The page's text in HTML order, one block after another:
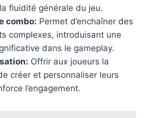
fluidité générale du jeu.
combo: Permet d’enchaîner des
complexes, introduisant une
dans le gameplay.
Offrir aux joueurs la
créer et personnaliser leurs
l’engagement.